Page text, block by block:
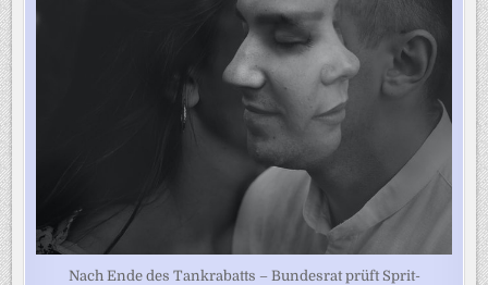
Nach Ende des Tankrabatts – Bundesrat prüft Sprit-